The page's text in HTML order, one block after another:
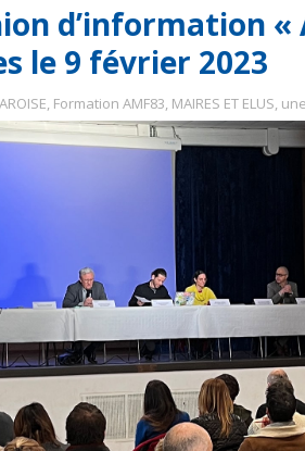
d’information «
le 9 février 2023
, Formation AMF83, MAIRES ET ELUS, une